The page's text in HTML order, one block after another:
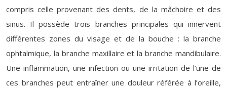
compris celle provenant des dents, de la mâchoire et des
sinus. Il possède trois branches principales qui innervent
différentes zones du visage et de la bouche : la branche
ophtalmique, la branche maxillaire et la branche mandibulaire.
Une inflammation, une infection ou une irritation de l’une de
ces branches peut entraîner une douleur référée à l’oreille,